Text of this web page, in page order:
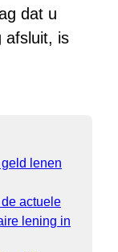
dat u
afsluit, is
lenen
actuele
lening in